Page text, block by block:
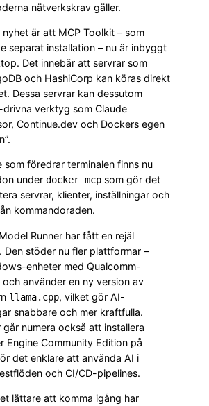
nätverkskrav gäller.
nyhet är att MCP Toolkit – som
separat installation – nu är inbyggt
Det innebär att servrar som
och HashiCorp kan köras direkt
Dessa servrar kan dessutom
verktyg som Claude
Continue.dev och Dockers egen
som föredrar terminalen finns nu
under docker mcp som gör det
servrar, klienter, inställningar och
kommandoraden.
Runner har fått en rejäl
Den stöder nu fler plattformar –
enheter med Qualcomm-
och använder en ny version av
llama.cpp, vilket gör AI-
snabbare och mer kraftfulla.
går numera också att installera
Engine Community Edition på
det enklare att använda AI i
och CI/CD-pipelines.
lättare att komma igång har